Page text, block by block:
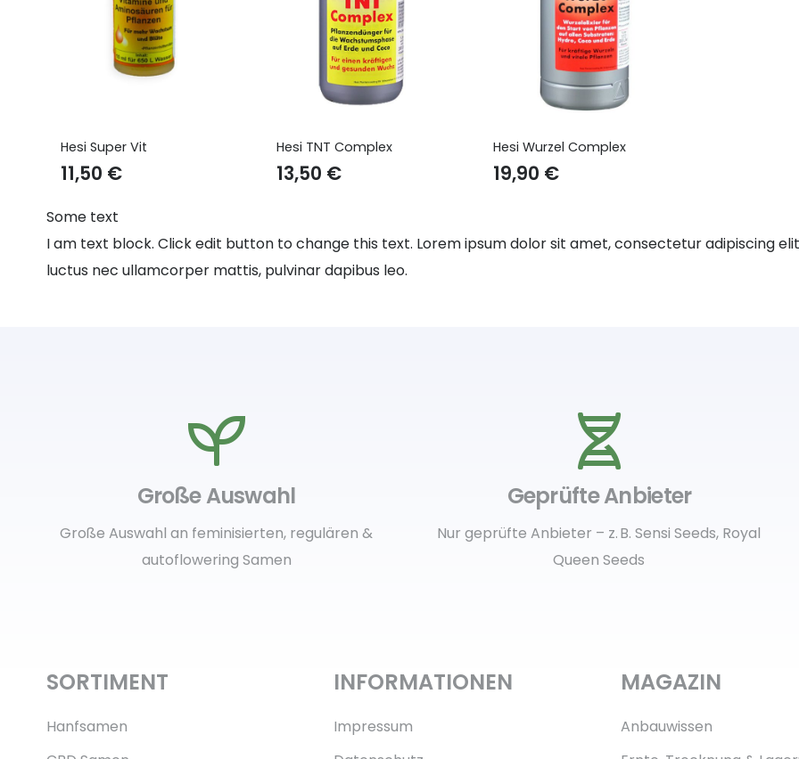
Hesi Super Vit
11,50 €
Hesi TNT Complex
13,50 €
Hesi Wurzel Complex
19,90 €
Some text
I am text block. Click edit button to change this text. Lorem ipsum dolor sit amet, consectetur adipiscing
luctus nec ullamcorper mattis, pulvinar dapibus leo.
Große Auswahl
Große Auswahl an feminisierten, regulären &
autoflowering Samen
Geprüfte Anbieter
Nur geprüfte Anbieter – z. B. Sensi Seeds, Royal
Queen Seeds
SORTIMENT
Hanfsamen
INFORMATIONEN
Impressum
MAGAZIN
Anbauwissen